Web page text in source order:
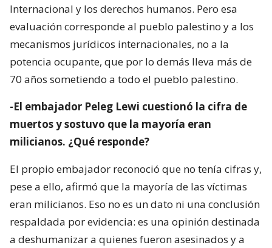
Internacional y los derechos humanos. Pero esa
evaluación corresponde al pueblo palestino y a los
mecanismos jurídicos internacionales, no a la
potencia ocupante, que por lo demás lleva más de
70 años sometiendo a todo el pueblo palestino.
-El embajador Peleg Lewi cuestionó la cifra de
muertos y sostuvo que la mayoría eran
milicianos. ¿Qué responde?
El propio embajador reconoció que no tenía cifras y,
pese a ello, afirmó que la mayoría de las víctimas
eran milicianos. Eso no es un dato ni una conclusión
respaldada por evidencia: es una opinión destinada
a deshumanizar a quienes fueron asesinados y a